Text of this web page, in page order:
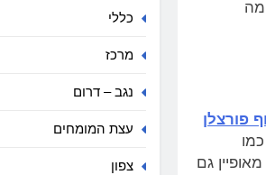
מה
פורצלן
גם
כללי
מרכז
נגב – דרום
עצת המומחים
צפון